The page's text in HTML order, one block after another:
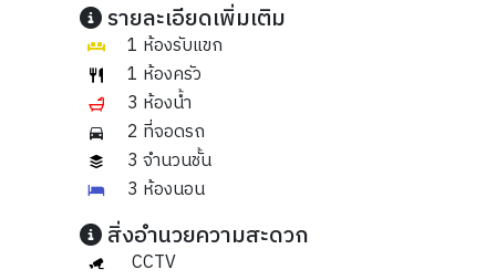
รายละเอียดเพิ่มเติม
1 ห้องรับแขก
1 ห้องครัว
3 ห้องน้ำ
2 ที่จอดรถ
3 จำนวนชั้น
3 ห้องนอน
สิ่งอำนวยความสะดวก
CCTV